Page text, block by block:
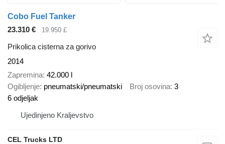
Cobo Fuel Tanker
23.310 €
19.950 £
Prikolica cisterna za gorivo
2014
Zapremina 42.000 l
Ogibljenje pneumatski/pneumatski Broj osovina 3
6 odjeljak
Ujedinjeno Kraljevstvo
CEL Trucks LTD